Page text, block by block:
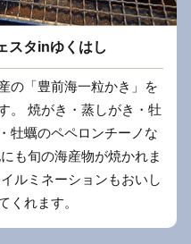
スタinゆくはし
の「豊前海一粒かき」を
。 焼がき・蒸しがき・牡
牡蠣のペペロンチーノな
も旬の海産物が焼かれま
ルミネーションもおいし
くれます。